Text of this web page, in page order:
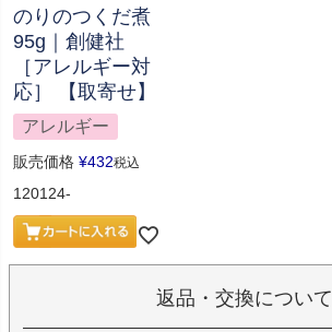
のりのつくだ煮
95g｜創健社
［アレルギー対
応］ 【取寄せ】
アレルギー
販売価格 ¥432税込
120124-
返品・交換について